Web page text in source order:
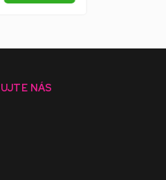
NÁS